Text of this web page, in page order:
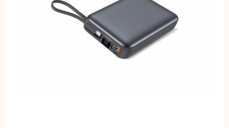
Kinderen, Peuters en Baby's
Klokken, horloges en weerstations